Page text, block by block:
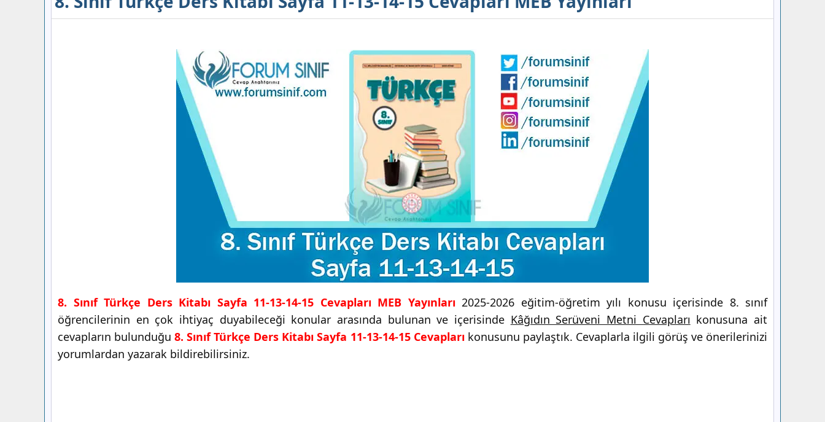
8. Sınıf Türkçe Ders Kitabı Sayfa 11-13-14-15 Cevapları MEB Yayınları2025-2026 eğitim-öğretim yılı konusu içerisinde 8. sınıf
öğrencilerinin en çok ihtiyaç duyabileceği konular arasında bulunan ve içerisinde Kâğıdın Serüveni Metni Cevapları konusuna ait
cevapların bulunduğu8. Sınıf Türkçe Ders Kitabı Sayfa 11-13-14-15 Cevaplarıkonusunu paylaştık. Cevaplarla ilgili görüş ve önerilerinizi
yorumlardan yazarak bildirebilirsiniz.